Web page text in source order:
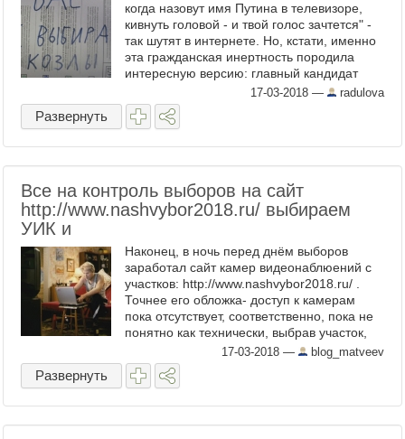
когда назовут имя Путина в телевизоре,
кивнуть головой - и твой голос зачтется" -
так шутят в интернете. Но, кстати, именно
эта гражданская инертность породила
интересную версию: главный кандидат
может набрать меньше 50% голосов
именно из-за того, что ...
17-03-2018 — radulova
Развернуть
Все на контроль выборов на сайт
http://www.nashvybor2018.ru/ выбираем
УИК и
Наконец, в ночь перед днём выборов
заработал сайт камер видеонаблюений с
участков: http://www.nashvybor2018.ru/ .
Точнее его обложка- доступ к камерам
пока отсутствует, соответственно, пока не
понятно как технически, выбрав участок,
поставить видео на запись. Будем
разбираться по ходу ...
17-03-2018 — blog_matveev
Развернуть